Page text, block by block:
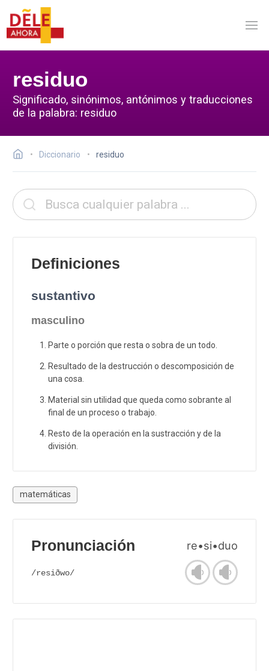
residuo
Significado, sinónimos, antónimos y traducciones
de la palabra: residuo
Diccionario residuo
Definiciones
sustantivo
masculino
Parte o porción que resta o sobra de un todo.
Resultado de la destrucción o descomposición de
una cosa.
Material sin utilidad que queda como sobrante al
final de un proceso o trabajo.
Resto de la operación en la sustracción y de la
división.
matemáticas
Pronunciación re•si•duo
/resiðwo/